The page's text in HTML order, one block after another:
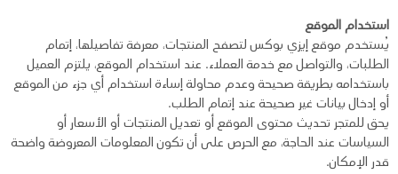
استخدام الموقع
يُستخدم موقع إيزي بوكس لتصفح المنتجات، معرفة تفاصيلها، إتمام
الطلبات، والتواصل مع خدمة العملاء. عند استخدام الموقع، يلتزم العميل
باستخدامه بطريقة صحيحة وعدم محاولة إساءة استخدام أي جزء من الموقع
أو إدخال بيانات غير صحيحة عند إتمام الطلب.
يحق للمتجر تحديث محتوى الموقع أو تعديل المنتجات أو الأسعار أو
السياسات عند الحاجة، مع الحرص على أن تكون المعلومات المعروضة واضحة
قدر الإمكان.